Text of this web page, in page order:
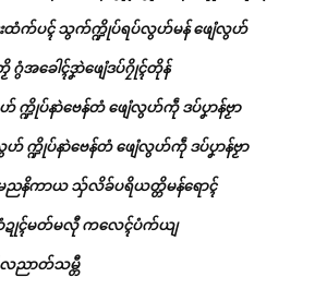
ထံက်ပၚ် သွက်က္ဍိုပ်ရပ်လွဟ်မန် ဖျေံလွဟ်
ဂွံအခေါၚ်ဒၞာဲဖျေံဒပ်ဂၠိုၚ်တိုန်
က္ဍိုပ်နာဲဗေန်တံ ဖျေံလွဟ်ကဵု ဒပ်ပၞာန်ဗၟာ
က္ဍိုပ်နာဲဗေန်တံ ဖျေံလွဟ်ကဵု ဒပ်ပၞာန်ဗၟာ
ညနိကာယ သှ်လိခ်ပရိယတ္တိမန်ရောၚ်
ဍုၚ်မတ်မလီု ကလေၚ်ပံက်ယျ
ညာတ်သမ္တီ